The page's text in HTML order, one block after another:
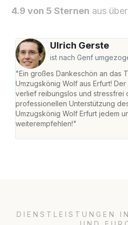
4.9 von 5 Sternen aus
Ulrich Gerste
ist nach Genf
"Ein großes Dankeschön an das
Umzugskönig Wolf aus Erfurt!
verlief reibungslos und stressfrei
professionellen Unterstützung
Umzugskönig Wolf Erfurt jedem
weiterempfehlen!"
DIENSTLEISTUNGEN